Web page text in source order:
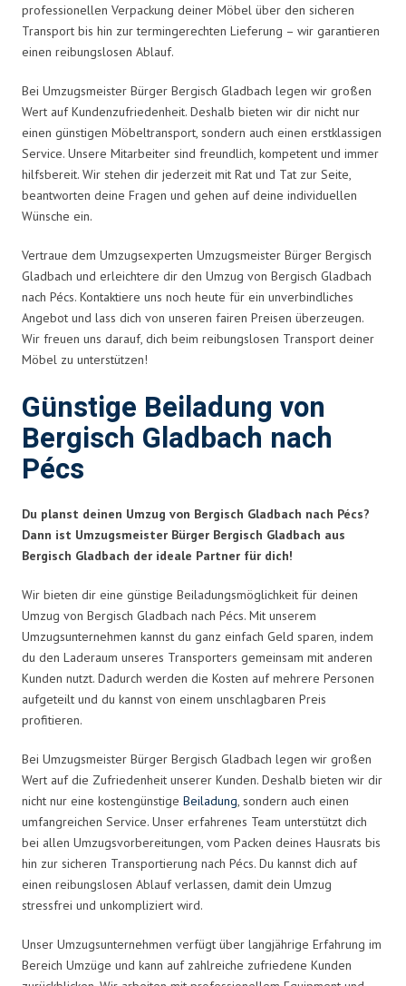
professionellen Verpackung deiner Möbel über den sicheren
Transport bis hin zur termingerechten Lieferung – wir garantieren
einen reibungslosen Ablauf.
Bei Umzugsmeister Bürger Bergisch Gladbach legen wir großen
Wert auf Kundenzufriedenheit. Deshalb bieten wir dir nicht nur
einen günstigen Möbeltransport, sondern auch einen erstklassigen
Service. Unsere Mitarbeiter sind freundlich, kompetent und immer
hilfsbereit. Wir stehen dir jederzeit mit Rat und Tat zur Seite,
beantworten deine Fragen und gehen auf deine individuellen
Wünsche ein.
Vertraue dem Umzugsexperten Umzugsmeister Bürger Bergisch
Gladbach und erleichtere dir den Umzug von Bergisch Gladbach
nach Pécs. Kontaktiere uns noch heute für ein unverbindliches
Angebot und lass dich von unseren fairen Preisen überzeugen.
Wir freuen uns darauf, dich beim reibungslosen Transport deiner
Möbel zu unterstützen!
Günstige Beiladung von
Bergisch Gladbach nach
Pécs
Du planst deinen Umzug von Bergisch Gladbach nach Pécs?
Dann ist Umzugsmeister Bürger Bergisch Gladbach aus
Bergisch Gladbach der ideale Partner für dich!
Wir bieten dir eine günstige Beiladungsmöglichkeit für deinen
Umzug von Bergisch Gladbach nach Pécs. Mit unserem
Umzugsunternehmen kannst du ganz einfach Geld sparen, indem
du den Laderaum unseres Transporters gemeinsam mit anderen
Kunden nutzt. Dadurch werden die Kosten auf mehrere Personen
aufgeteilt und du kannst von einem unschlagbaren Preis
profitieren.
Bei Umzugsmeister Bürger Bergisch Gladbach legen wir großen
Wert auf die Zufriedenheit unserer Kunden. Deshalb bieten wir dir
nicht nur eine kostengünstige Beiladung, sondern auch einen
umfangreichen Service. Unser erfahrenes Team unterstützt dich
bei allen Umzugsvorbereitungen, vom Packen deines Hausrats bis
hin zur sicheren Transportierung nach Pécs. Du kannst dich auf
einen reibungslosen Ablauf verlassen, damit dein Umzug
stressfrei und unkompliziert wird.
Unser Umzugsunternehmen verfügt über langjährige Erfahrung im
Bereich Umzüge und kann auf zahlreiche zufriedene Kunden